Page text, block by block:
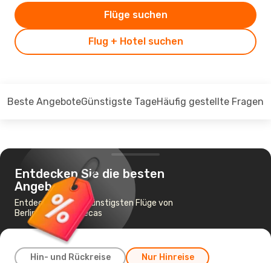
Flug + Hotel suchen
Flüge suchen
Beste AngeboteGünstigste TageHäufig gestellte Fragen
Entdecken Sie die besten
Angebote
Entdecken Sie die günstigsten Flüge von
Berlin nach Zacatecas
Hin- und Rückreise Nur Hinreise